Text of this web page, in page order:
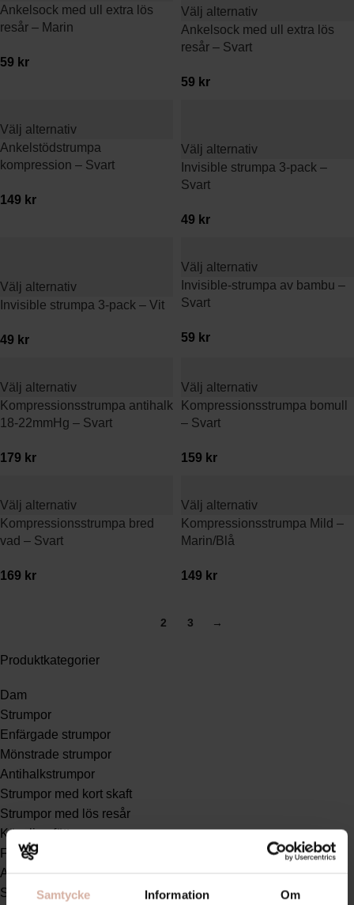
Samtycke Information Om
Produktkategorier
Dam
Strumpor
Enfärgade strumpor
Mönstrade strumpor
Antihalkstrumpor
Strumpor med kort skaft
Strumpor med lös resår
Känsliga fötter
Friluftstrumpor
Arbetsstrumpor
Sportstrumpor
Ankelsock med ull extra lös
resår – Marin
59 kr
Välj alternativ
Ankelsock med ull extra lös
resår – Svart
59 kr
Välj alternativ
Ankelstödstrumpa
kompression – Svart
149 kr
Välj alternativ
Invisible strumpa 3-pack –
Svart
49 kr
Välj alternativ
Invisible strumpa 3-pack – Vit
49 kr
Välj alternativ
Invisible-strumpa av bambu –
Svart
59 kr
Välj alternativ
Kompressionsstrumpa antihalk
18-22mmHg – Svart
179 kr
Välj alternativ
Kompressionsstrumpa bomull
– Svart
159 kr
Välj alternativ
Kompressionsstrumpa bred
vad – Svart
169 kr
Välj alternativ
Kompressionsstrumpa Mild –
Marin/Blå
149 kr
2 3 →